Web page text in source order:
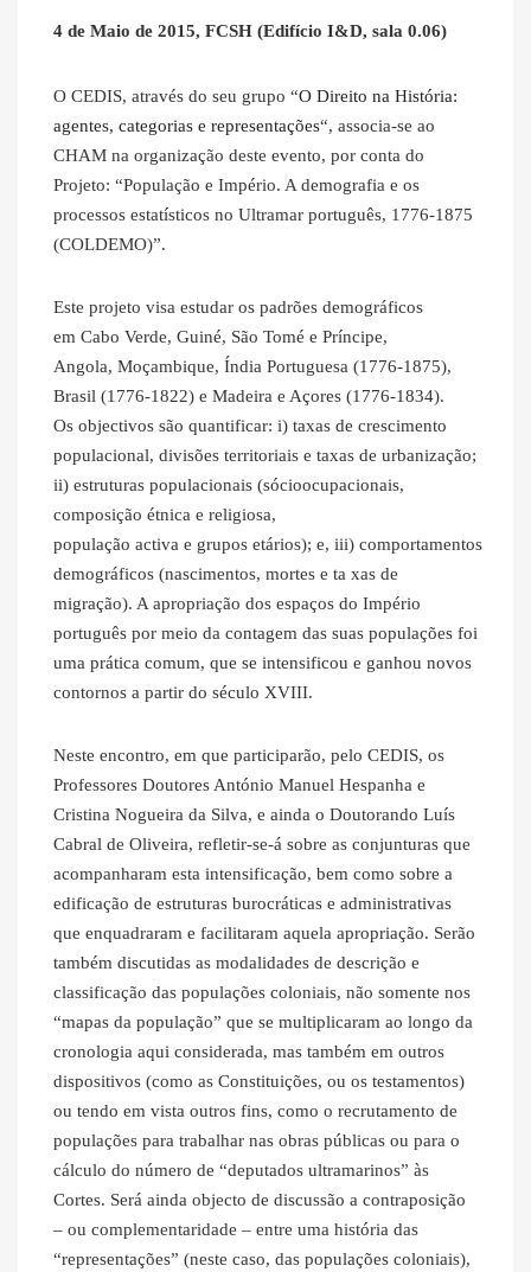
4 de Maio de 2015, FCSH (Edifício I&D, sala 0.06)
O CEDIS, através do seu grupo “O Direito na História:
agentes, categorias e representações“, associa-se ao
CHAM na organização deste evento, por conta do
Projeto: “População e Império. A demografia e os
processos estatísticos no Ultramar português, 1776-1875
(COLDEMO)”.
Este projeto visa estudar os padrões demográficos
em Cabo Verde, Guiné, São Tomé e Príncipe,
Angola, Moçambique, Índia Portuguesa (1776-1875),
Brasil (1776-1822) e Madeira e Açores (1776-1834).
Os objectivos são quantificar: i) taxas de crescimento
populacional, divisões territoriais e taxas de urbanização;
ii) estruturas populacionais (sócioocupacionais,
composição étnica e religiosa,
população activa e grupos etários); e, iii) comportamentos
demográficos (nascimentos, mortes e ta xas de
migração). A apropriação dos espaços do Império
português por meio da contagem das suas populações foi
uma prática comum, que se intensificou e ganhou novos
contornos a partir do século XVIII.
Neste encontro, em que participarão, pelo CEDIS, os
Professores Doutores António Manuel Hespanha e
Cristina Nogueira da Silva, e ainda o Doutorando Luís
Cabral de Oliveira, refletir-se-á sobre as conjunturas que
acompanharam esta intensificação, bem como sobre a
edificação de estruturas burocráticas e administrativas
que enquadraram e facilitaram aquela apropriação. Serão
também discutidas as modalidades de descrição e
classificação das populações coloniais, não somente nos
“mapas da população” que se multiplicaram ao longo da
cronologia aqui considerada, mas também em outros
dispositivos (como as Constituições, ou os testamentos)
ou tendo em vista outros fins, como o recrutamento de
populações para trabalhar nas obras públicas ou para o
cálculo do número de “deputados ultramarinos” às
Cortes. Será ainda objecto de discussão a contraposição
– ou complementaridade – entre uma história das
“representações” (neste caso, das populações coloniais),